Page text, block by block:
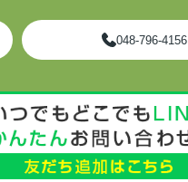
048-796-4156